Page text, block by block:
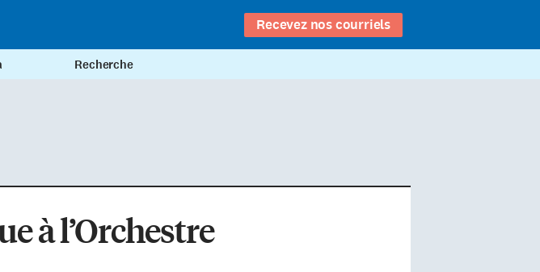
Recevez nos courriels
Recherche
à l’Orchestre